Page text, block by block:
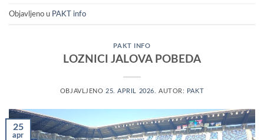
Objavljeno u PAKT info
PAKT INFO
LOZNICI JALOVA POBEDA
OBJAVLJENO 25. APRIL 2026. AUTOR: PAKT
25
apr